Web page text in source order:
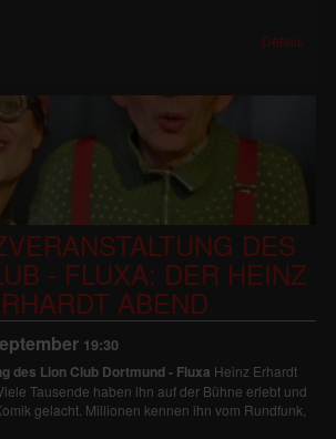
Details
DES
- FLUXA: DER HEINZ
ABEND
19:30
des Lion Club Dortmund - Fluxa Heinz Erhardt
Tausende haben ihn auf der Bühne erlebt und
gelacht. Millionen kennen ihn vom Rundfunk,